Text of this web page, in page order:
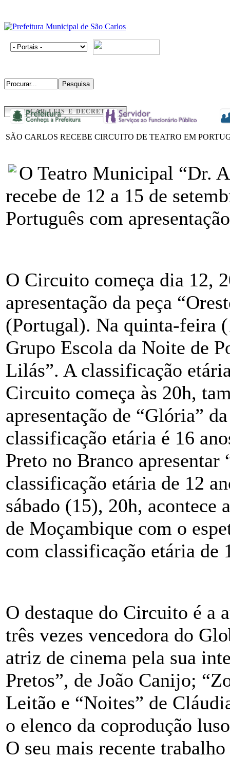
BUSCAR LEIS E DECRETOS
SÃO CARLOS RECEBE CIRCUITO DE TEATRO EM
O Teatro Municipal “Dr.
recebe de 12 a 15 de
Português com
O Circuito começa dia 12,
apresentação da peça
(Portugal). Na quinta-feira
Grupo Escola da Noite de
Lilás”. A classificação
Circuito começa às 20h,
apresentação de “Glória”
classificação etária é 16
Preto no Branco apresentar
classificação etária de 12
sábado (15), 20h, acontece
de Moçambique com o
com classificação etária de
O destaque do Circuito é a
três vezes vencedora do
atriz de cinema pela sua
Pretos”, de João Canijo;
Leitão e “Noites” de
o elenco da coprodução
O seu mais recente